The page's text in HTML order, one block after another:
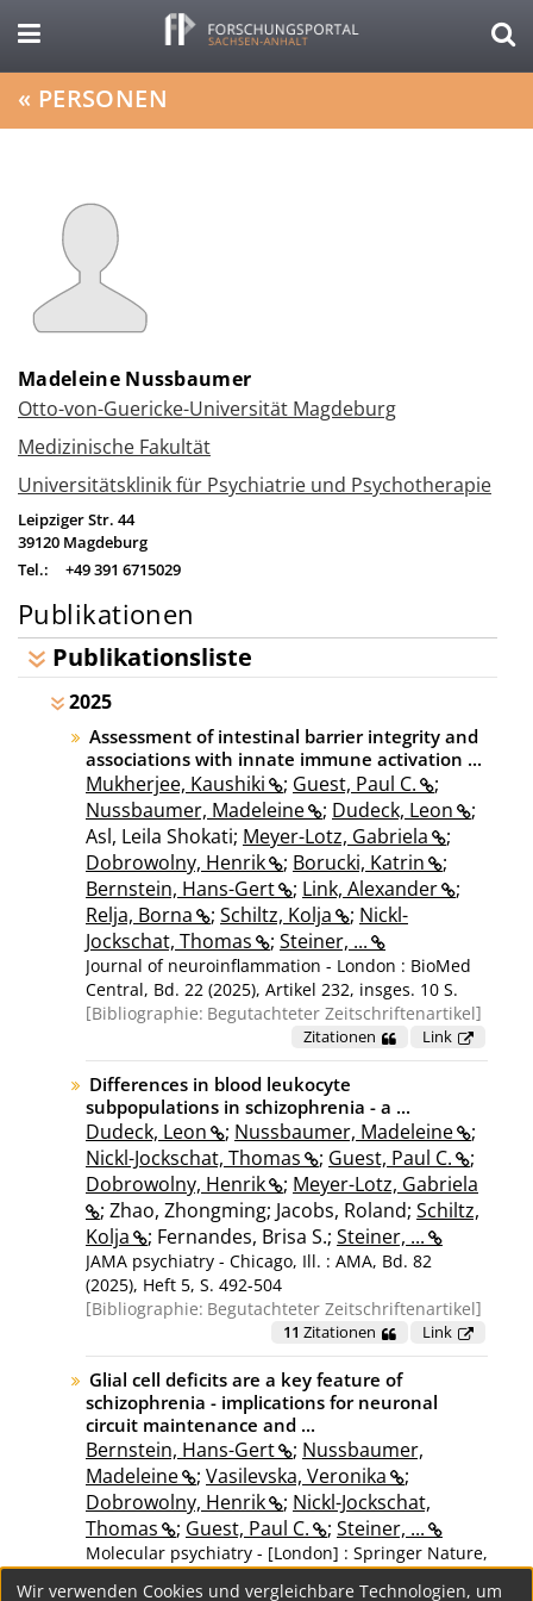
« PERSONEN
Madeleine Nussbaumer
Otto-von-Guericke-Universität Magdeburg
Medizinische Fakultät
Universitätsklinik für Psychiatrie und Psychotherapie
Leipziger Str. 44
39120 Magdeburg
Tel.:
+49 391 6715029
Publikationen
Publikationsliste
2025
Assessment of intestinal barrier integrity and
associations with innate immune activation ...
Mukherjee, Kaushiki ; Guest, Paul C.
;
Nussbaumer, Madeleine
; Dudeck, Leon
;
Asl, Leila Shokati; Meyer-Lotz, Gabriela
;
Dobrowolny, Henrik
; Borucki, Katrin
;
Bernstein, Hans-Gert
; Link, Alexander
;
Relja, Borna
; Schiltz, Kolja ; Nickl-
Jockschat, Thomas
; Steiner, ...
Journal of neuroinflammation - London : BioMed
Central, Bd. 22 (2025), Artikel 232, insges. 10 S.
Bibliographie: Begutachteter Zeitschriftenartikel
Link
Zitationen
Differences in blood leukocyte
subpopulations in schizophrenia - a ...
Dudeck, Leon ; Nussbaumer, Madeleine
;
Nickl-Jockschat, Thomas
; Guest, Paul C.
;
Dobrowolny, Henrik
; Meyer-Lotz, Gabriela
; Zhao, Zhongming; Jacobs, Roland; Schiltz,
Kolja
; Fernandes, Brisa S.; Steiner, ...
JAMA psychiatry - Chicago, Ill. : AMA, Bd. 82
(2025), Heft 5, S. 492-504
Bibliographie: Begutachteter Zeitschriftenartikel
Link
11 Zitationen
Glial cell deficits are a key feature of
schizophrenia - implications for neuronal
circuit maintenance and ...
Bernstein, Hans-Gert ; Nussbaumer,
Madeleine
; Vasilevska, Veronika
;
Dobrowolny, Henrik
; Nickl-Jockschat,
Thomas
; Guest, Paul C. ; Steiner, ...
Molecular psychiatry - [London] : Springer Nature,
Wir verwenden Cookies und vergleichbare Technologien, um